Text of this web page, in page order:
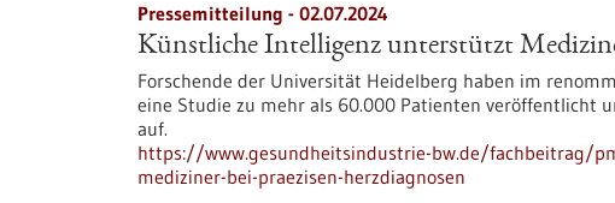
Pressemitteilung - 02.07.2024
Künstliche Intelligenz unterstützt
Forschende der Universität Heidelberg haben im
eine Studie zu mehr als 60.000 Patienten veröffentlicht
auf.
https://www.gesundheitsindustrie-bw.de/fachbeitrag/
mediziner-bei-praezisen-herzdiagnosen